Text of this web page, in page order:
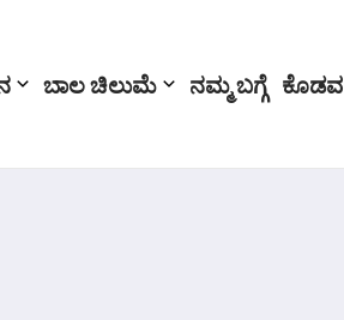
ಬಾಲ ಚಿಲುಮೆ ನಮ್ಮ ಬಗ್ಗೆ ಕೊಡವ